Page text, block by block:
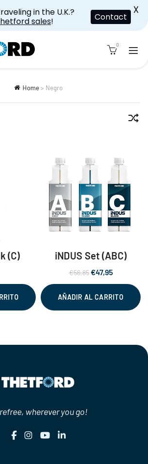
0
Home> Negro
(C) iNDUS Set (ABC)
€56,85 El
precio
original
era:
€47,95El
precio
actual
es:
AÑADIR AL CARRITO
wherever you go!
in the U.K.?
sales! Contact
X